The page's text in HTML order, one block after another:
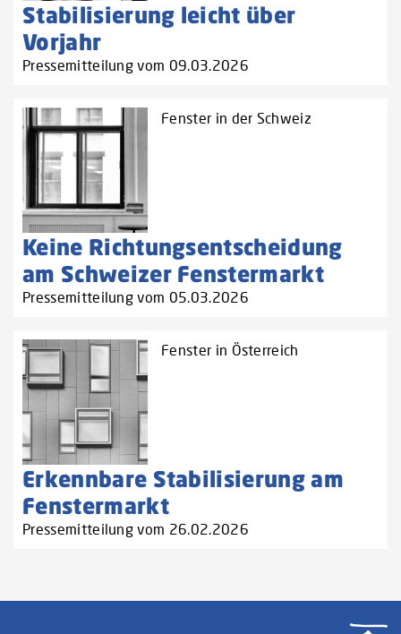
Stabilisierung leicht über
Vorjahr
Pressemitteilung vom 09.03.2026
Fenster in der Schweiz
Keine Richtungsentscheidung
am Schweizer Fenstermarkt
Pressemitteilung vom 05.03.2026
Fenster in Österreich
Erkennbare Stabilisierung am
Fenstermarkt
Pressemitteilung vom 26.02.2026